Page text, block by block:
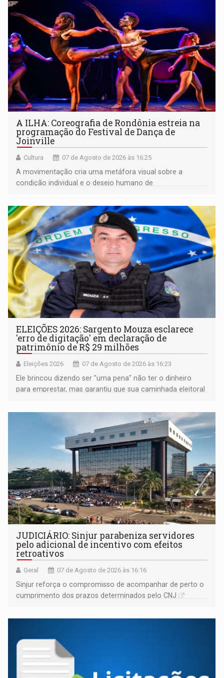
A ILHA: Coreografia de Rondônia estreia na
programação do Festival de Dança de
Joinville
Cultura 07 de Agosto de 2026 às 16:25
A movimentação cria uma metáfora visual sobre a
condição individual e o desejo humano de
ELEIÇÕES 2026: Sargento Mouza esclarece
'erro de digitação' em declaração de
patrimônio de R$ 29 milhões
Eleições 2026 07 de Agosto de 2026 às 16:23
Ele brincou dizendo ser "uma pena" não ter o dinheiro
para emprestar, mas garantiu que sua caminhada eleitoral
JUDICIÁRIO: Sinjur parabeniza servidores
pelo adicional de incentivo com efeitos
retroativos
Geral 07 de Agosto de 2026 às 16:16
Sinjur reforça o compromisso de acompanhar de perto o
cumprimento dos prazos determinados pelo CNJ